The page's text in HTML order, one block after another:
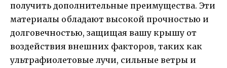
получить дополнительные преимущества. Эти
материалы обладают высокой прочностью и
долговечностью, защищая вашу крышу от
воздействия внешних факторов, таких как
ультрафиолетовые лучи, сильные ветры и